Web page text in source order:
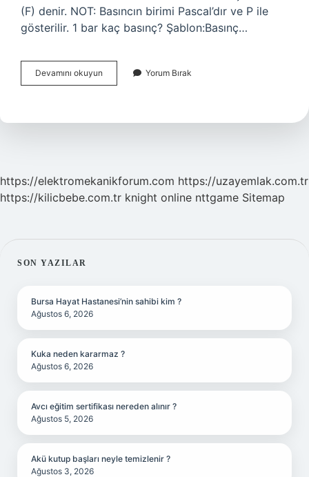
(F) denir. NOT: Basıncın birimi Pascal’dır ve P ile
gösterilir. 1 bar kaç basınç? Şablon:Basınç…
Devamını okuyun
Tane
Yorum Bırak
https://elektromekanikforum.com https://uzayemlak.com.tr
https://kilicbebe.com.tr knight online nttgame Sitemap
SIDEBAR
SON YAZILAR
Bursa Hayat Hastanesi’nin sahibi kim ?
Ağustos 6, 2026
Kuka neden kararmaz ?
Ağustos 6, 2026
Avcı eğitim sertifikası nereden alınır ?
Ağustos 5, 2026
Akü kutup başları neyle temizlenir ?
Ağustos 3, 2026